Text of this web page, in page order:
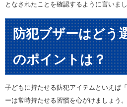
となされたことを確認するように言いまし
防犯ブザーはどう
のポイントは？
子どもに持たせる防犯アイテムといえば
ーは常時持たせる習慣を心がけましょう